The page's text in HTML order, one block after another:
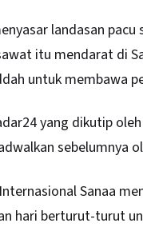
landasan
itu mendarat di
untuk membawa
yang dikutip
sebelumnya
Sanaa
hari berturut-turut